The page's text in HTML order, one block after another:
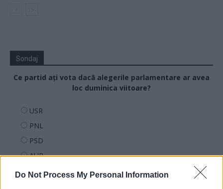
Do Not Process My Personal Information
Sondaj
Ce partid ați vota dacă alegerile parlamentare ar avea
loc duminica viitoare?
USR
PNL
PSD
AUR
UDMR